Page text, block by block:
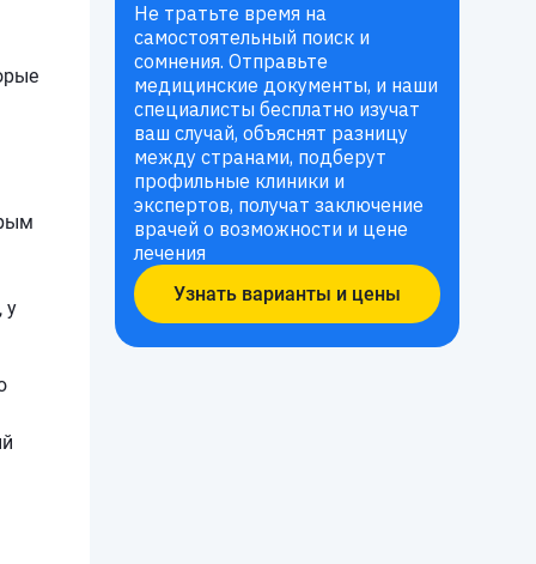
у
Не тратьте время на
самостоятельный поиск и
сомнения. Отправьте
медицинские документы, и наши
специалисты бесплатно изучат
ваш случай, объяснят разницу
между странами, подберут
профильные клиники и
экспертов, получат заключение
врачей о возможности и цене
лечения
Узнать варианты и цены